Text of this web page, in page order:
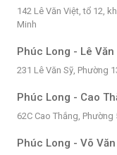
142 Lê Văn Việt, tổ 12,
Minh
Phúc Long - Lê Văn
231 Lê Văn Sỹ, Phường
Phúc Long - Cao
62C Cao Thắng, Phường
Phúc Long - Võ